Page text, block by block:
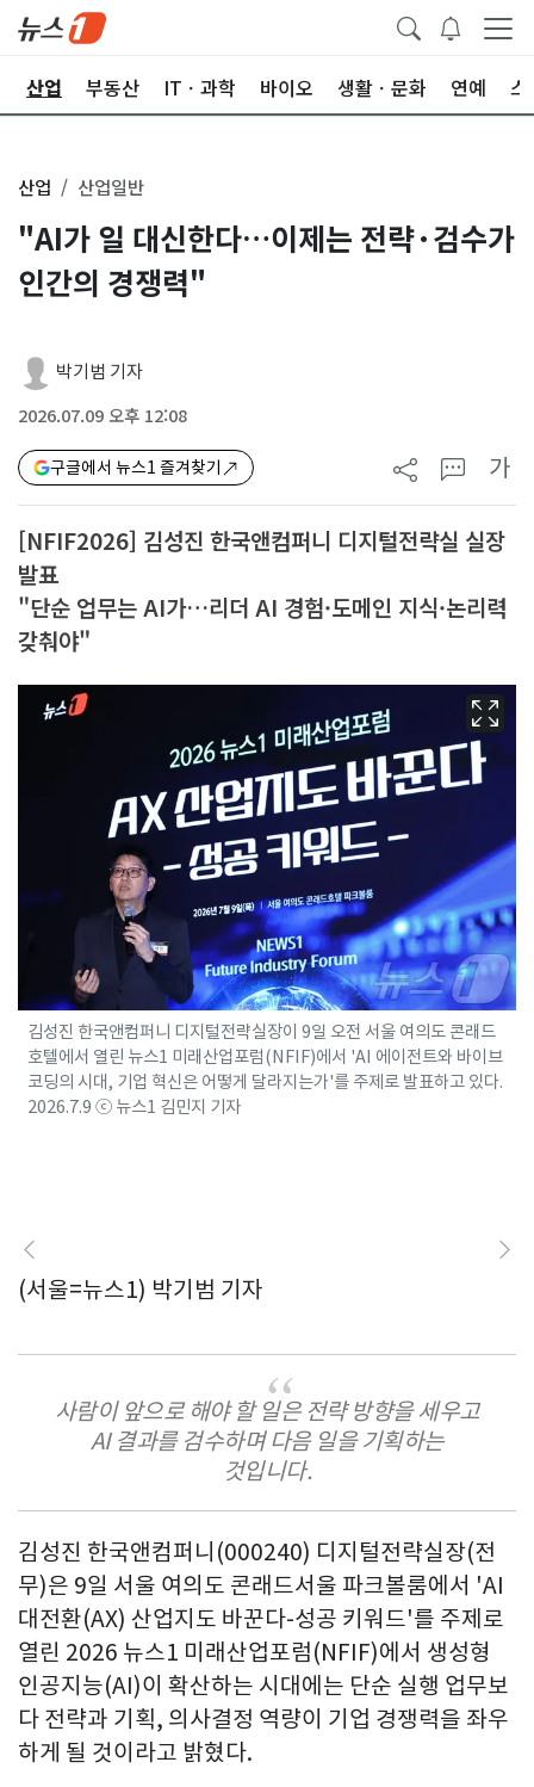
산업 부동산 ITㆍ과학 바이오 생활ㆍ문화 연예 스
산업 산업일반
"AI가 일 대신한다…이제는 전략·검수가
인간의 경쟁력"
박기범 기자
2026.07.09 오후 12:08
구글에서 뉴스1 즐겨찾기 가
[NFIF2026] 김성진 한국앤컴퍼니 디지털전략실 실장
발표
"단순 업무는 AI가…리더 AI 경험·도메인 지식·논리력
갖춰야"
김성진 한국앤컴퍼니 디지털전략실장이 9일 오전 서울 여의도 콘래드
호텔에서 열린 뉴스1 미래산업포럼(NFIF)에서 'AI 에이전트와 바이브
코딩의 시대, 기업 혁신은 어떻게 달라지는가'를 주제로 발표하고 있다.
2026.7.9 ⓒ 뉴스1 김민지 기자
(서울=뉴스1) 박기범 기자
사람이 앞으로 해야 할 일은 전략 방향을 세우고
AI 결과를 검수하며 다음 일을 기획하는
것입니다.
김성진 한국앤컴퍼니(000240) 디지털전략실장(전
무)은 9일 서울 여의도 콘래드서울 파크볼룸에서 'AI
대전환(AX) 산업지도 바꾼다-성공 키워드'를 주제로
열린 2026 뉴스1 미래산업포럼(NFIF)에서 생성형
인공지능(AI)이 확산하는 시대에는 단순 실행 업무보
다 전략과 기획, 의사결정 역량이 기업 경쟁력을 좌우
하게 될 것이라고 밝혔다.